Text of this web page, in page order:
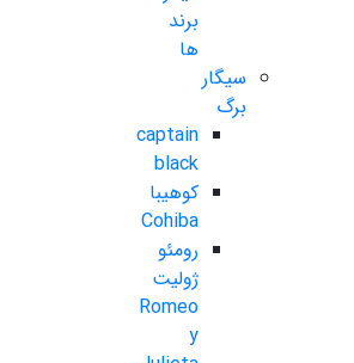
برند
ها
سیگار
برگ
captain
black
کوهیبا
Cohiba
رومئو
ژولیت
Romeo
y